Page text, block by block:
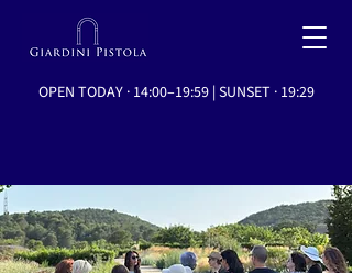
OPEN TODAY · 14:00–19:59 | SUNSET · 19:29